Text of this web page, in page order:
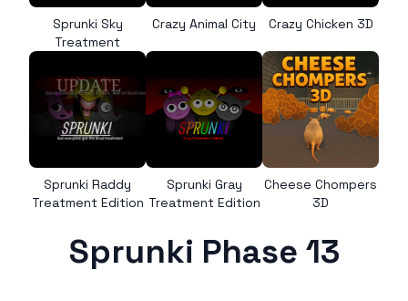
Sprunki Sky
Treatment
Crazy Animal City Crazy Chicken 3D
Sprunki Raddy
Treatment Edition
Sprunki Gray
Treatment Edition
Cheese Chompers
3D
Sprunki Phase 13